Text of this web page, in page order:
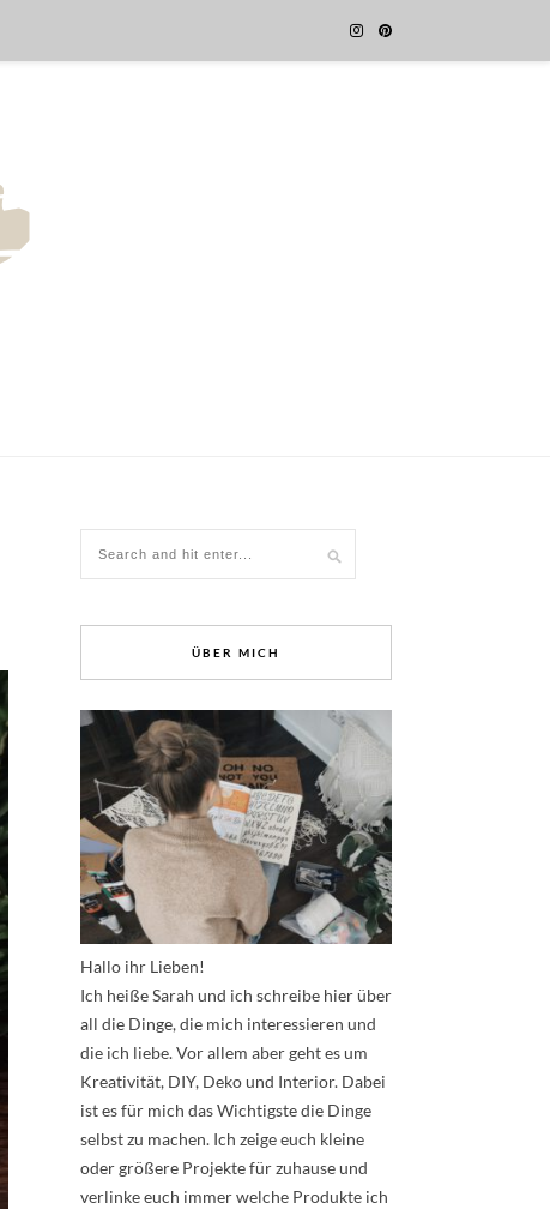
ÜBER MICH
Hallo ihr Lieben!
Ich heiße Sarah und ich schreibe hier über
all die Dinge, die mich interessieren und
die ich liebe. Vor allem aber geht es um
Kreativität, DIY, Deko und Interior. Dabei
ist es für mich das Wichtigste die Dinge
selbst zu machen. Ich zeige euch kleine
oder größere Projekte für zuhause und
verlinke euch immer welche Produkte ich